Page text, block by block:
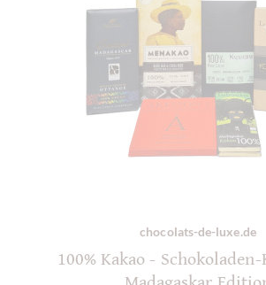
chocolats-de-luxe.de
100% Kakao -